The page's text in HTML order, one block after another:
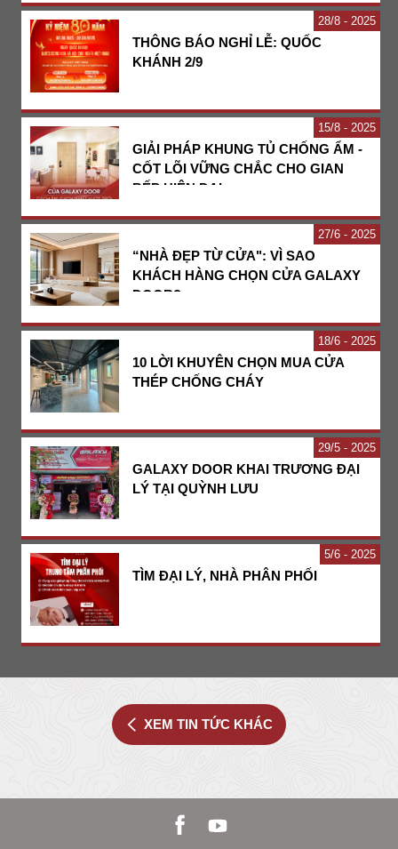
28 8 - 2025
THÔNG BÁO NGHỈ LỄ: QUỐC
KHÁNH 2/9
15 8 - 2025
GIẢI PHÁP KHUNG TỦ CHỐNG ẨM -
CỐT LÕI VỮNG CHẮC CHO GIAN
BẾP HIỆN ĐẠI
27 6 - 2025
“NHÀ ĐẸP TỪ CỬA": VÌ SAO
KHÁCH HÀNG CHỌN CỬA GALAXY
DOOR?
18 6 - 2025
10 LỜI KHUYÊN CHỌN MUA CỬA
THÉP CHỐNG CHÁY
29 5 - 2025
GALAXY DOOR KHAI TRƯƠNG ĐẠI
LÝ TẠI QUỲNH LƯU
5 6 - 2025
TÌM ĐẠI LÝ, NHÀ PHÂN PHỐI
XEM TIN TỨC KHÁC